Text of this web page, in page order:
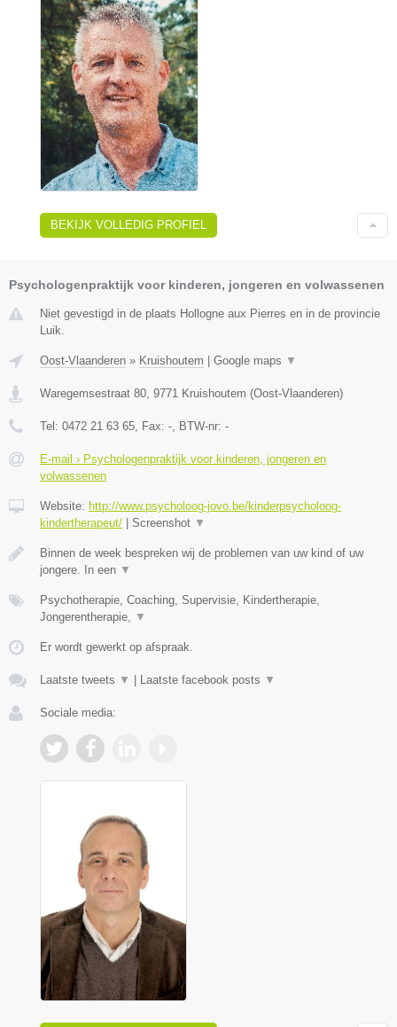
BEKIJK VOLLEDIG PROFIEL
Psychologenpraktijk voor kinderen, jongeren en volwassenen
Niet gevestigd in de plaats Hollogne aux Pierres en in de provincie
Luik.
Oost-Vlaanderen » Kruishoutem Google maps ▼
Waregemsestraat 80, 9771 Kruishoutem (Oost-Vlaanderen)
Tel: 0472 21 63 65, Fax: -, BTW-nr: -
E-mail › Psychologenpraktijk voor kinderen, jongeren en
volwassenen
Website: http://www.psycholoog-jovo.be/kinderpsycholoog-
kindertherapeut/
Screenshot ▼
Binnen de week bespreken wij de problemen van uw kind of uw
jongere. In een ▼
Psychotherapie, Coaching, Supervisie, Kindertherapie,
Jongerentherapie, ▼
Er wordt gewerkt op afspraak.
Laatste tweets ▼ Laatste facebook posts ▼
Sociale media: